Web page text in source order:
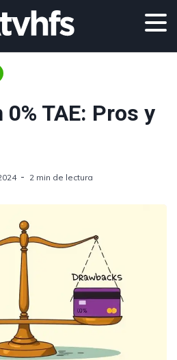
TAE: Pros y
2 min de lectura